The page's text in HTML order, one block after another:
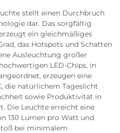
stellt einen Durchbruch
dar. Das sorgfältig
ein gleichmäßiges
das Hotspots und Schatten
Ausleuchtung großer
LED-Chips, in
erzeugen eine
die natürlichem Tageslicht
sowie Produktivität in
Die Leuchte erreicht eine
130 Lumen pro Watt und
bei minimalem